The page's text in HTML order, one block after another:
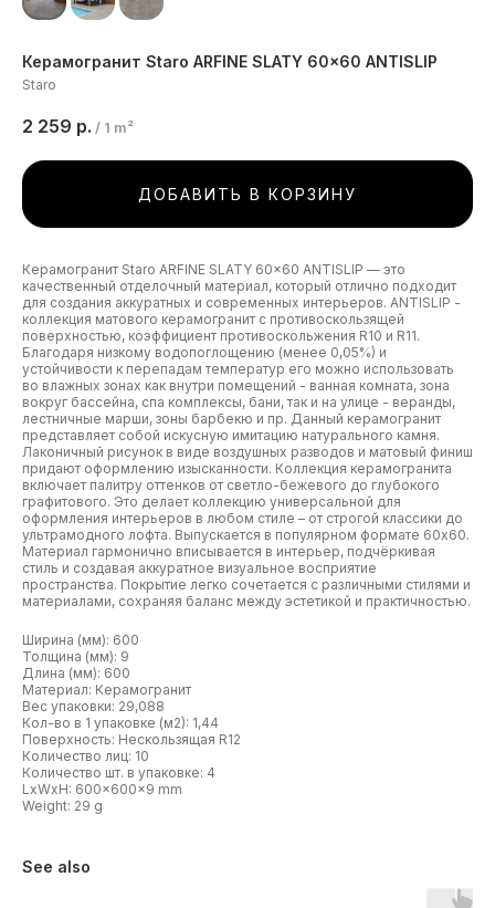
Керамогранит Staro ARFINE SLATY 60x60 ANTISLIP
Staro
2 259 р. / 1 m²
ДОБАВИТЬ В КОРЗИНУ
Керамогранит Staro ARFINE SLATY 60x60 ANTISLIP — это
качественный отделочный материал, который отлично подходит
для создания аккуратных и современных интерьеров. ANTISLIP -
коллекция матового керамогранит с противоскользящей
поверхностью, коэффициент противоскольжения R10 и R11.
Благодаря низкому водопоглощению (менее 0,05%) и
устойчивости к перепадам температур его можно использовать
во влажных зонах как внутри помещений - ванная комната, зона
вокруг бассейна, спа комплексы, бани, так и на улице - веранды,
лестничные марши, зоны барбекю и пр. Данный керамогранит
представляет собой искусную имитацию натурального камня.
Лаконичный рисунок в виде воздушных разводов и матовый финиш
придают оформлению изысканности. Коллекция керамогранита
включает палитру оттенков от светло-бежевого до глубокого
графитового. Это делает коллекцию универсальной для
оформления интерьеров в любом стиле – от строгой классики до
ультрамодного лофта. Выпускается в популярном формате 60х60.
Материал гармонично вписывается в интерьер, подчёркивая
стиль и создавая аккуратное визуальное восприятие
пространства. Покрытие легко сочетается с различными стилями и
материалами, сохраняя баланс между эстетикой и практичностью.
Ширина (мм): 600
Толщина (мм): 9
Длина (мм): 600
Материал: Керамогранит
Вес упаковки: 29,088
Кол-во в 1 упаковке (м2): 1,44
Поверхность: Нескользящая R12
Количество лиц: 10
Количество шт. в упаковке: 4
LxWxH: 600x600x9 mm
Weight: 29 g
See also